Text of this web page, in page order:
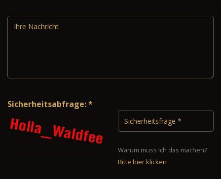
Sicherheitsabfrage: *
Warum muss ich das machen?
Bitte hier klicken